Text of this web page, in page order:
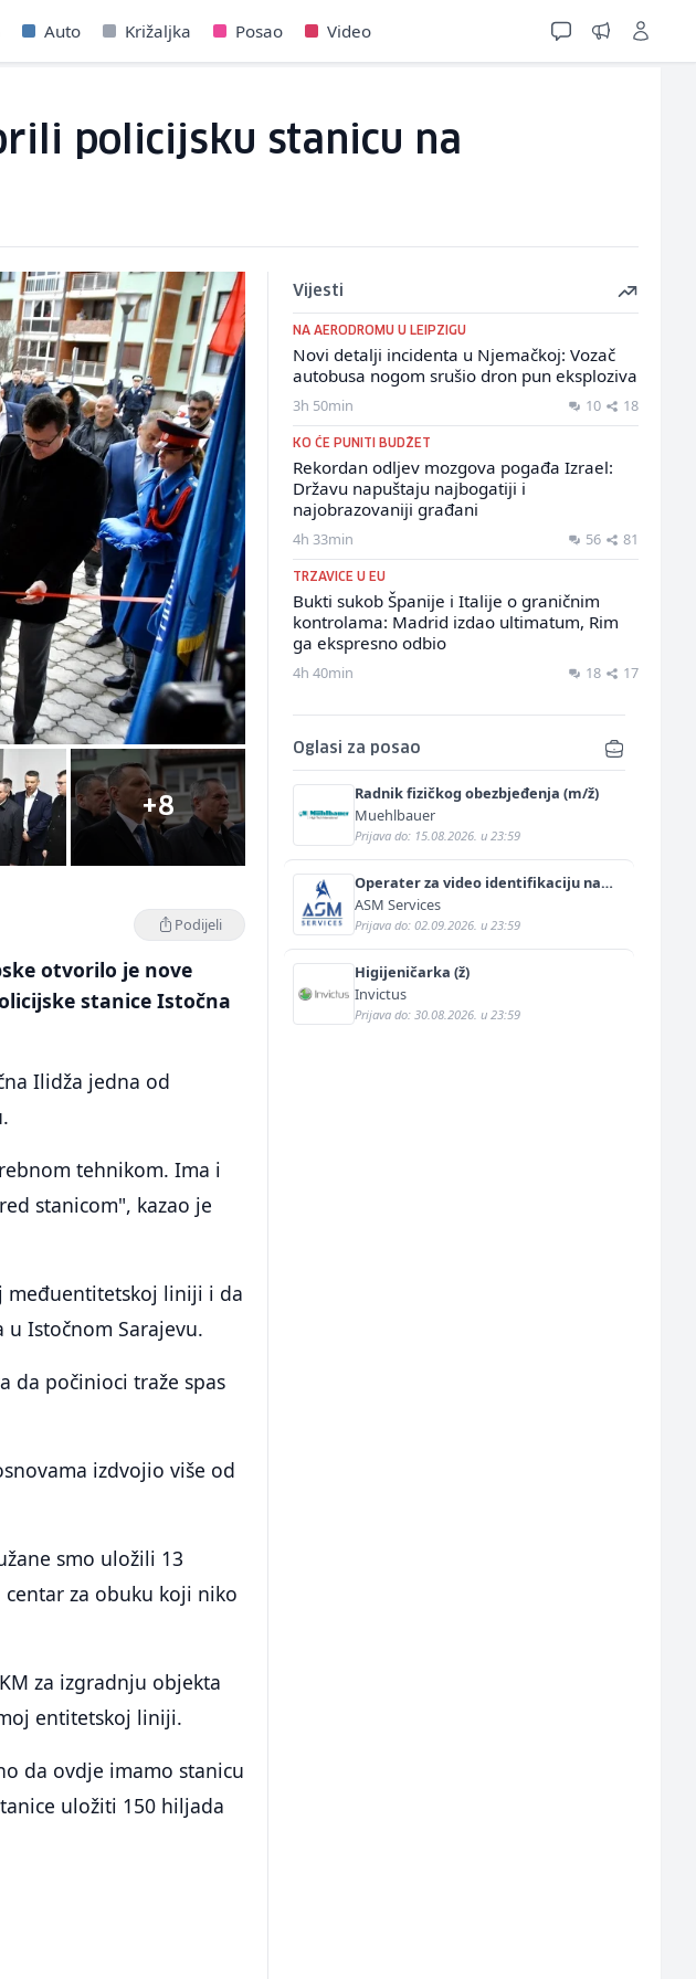
Auto Križaljka Posao Video
policijsku stanicu na
+8
Podijeli
otvorilo je nove
stanice Istočna
Ilidža jedna od
tehnikom. Ima i
stanicom", kazao je
međuentitetskoj liniji i da
Istočnom Sarajevu.
da počinioci traže spas
izdvojio više od
smo uložili 13
za obuku koji niko
za izgradnju objekta
entitetskoj liniji.
da ovdje imamo stanicu
uložiti 150 hiljada
Vijesti
NA AERODROMU U LEIPZIGU
Novi detalji incidenta u Njemačkoj: Vozač
autobusa nogom srušio dron pun eksploziva
3h 50min 10 18
KO ĆE PUNITI BUDŽET
Rekordan odljev mozgova pogađa Izrael:
Državu napuštaju najbogatiji i
najobrazovaniji građani
4h 33min 56 81
TRZAVICE U EU
Bukti sukob Španije i Italije o graničnim
kontrolama: Madrid izdao ultimatum, Rim
ga ekspresno odbio
4h 40min 18 17
Oglasi za posao
Radnik fizičkog obezbjeđenja (m/ž)
Muehlbauer
Prijava do: 15.08.2026. u 23:59
Operater za video identifikaciju na
njemačkom jeziku (m/ž)
ASM Services
Prijava do: 02.09.2026. u 23:59
Higijeničarka (ž)
Invictus
Prijava do: 30.08.2026. u 23:59